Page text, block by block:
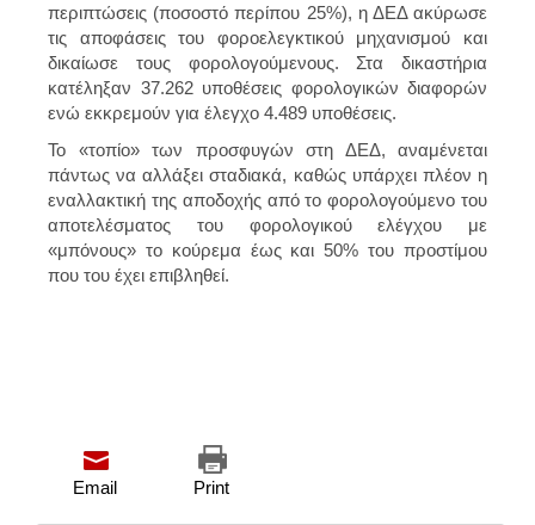
περιπτώσεις (ποσοστό περίπου 25%), η ΔΕΔ ακύρωσε
τις αποφάσεις του φοροελεγκτικού μηχανισμού και
δικαίωσε τους φορολογούμενους. Στα δικαστήρια
κατέληξαν 37.262 υποθέσεις φορολογικών διαφορών
ενώ εκκρεμούν για έλεγχο 4.489 υποθέσεις.
Το «τοπίο» των προσφυγών στη ΔΕΔ, αναμένεται
πάντως να αλλάξει σταδιακά, καθώς υπάρχει πλέον η
εναλλακτική της αποδοχής από το φορολογούμενο του
αποτελέσματος του φορολογικού ελέγχου με
«μπόνους» το κούρεμα έως και 50% του προστίμου
που του έχει επιβληθεί.
Print
Email